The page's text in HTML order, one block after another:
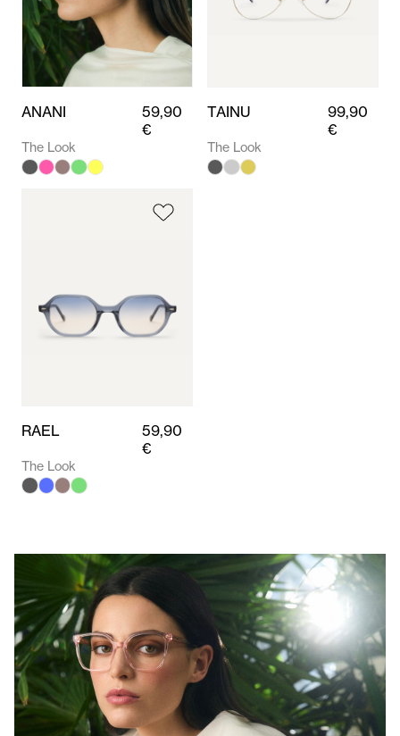
ANANI
59,90
€
The Look
TAINU
99,90
€
The Look
RAEL
59,90
€
The Look